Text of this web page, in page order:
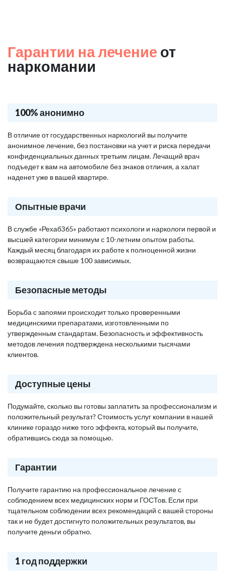
Гарантии на лечение от
наркомании
100% анонимно
В отличие от государственных наркологий вы получите
анонимное лечение, без постановки на учет и риска передачи
конфиденциальных данных третьим лицам. Лечащий врач
подъедет к вам на автомобиле без знаков отличия, а халат
наденет уже в вашей квартире.
Опытные врачи
В службе «Рехаб365» работают психологи и наркологи первой и
высшей категории минимум с 10-летним опытом работы.
Каждый месяц благодаря их работе к полноценной жизни
возвращаются свыше 100 зависимых.
Безопасные методы
Борьба с запоями происходит только проверенными
медицинскими препаратами, изготовленными по
утвержденным стандартам. Безопасность и эффективность
методов лечения подтверждена несколькими тысячами
клиентов.
Доступные цены
Подумайте, сколько вы готовы заплатить за профессионализм и
положительный результат? Стоимость услуг компании в нашей
клинике гораздо ниже того эффекта, который вы получите,
обратившись сюда за помощью.
Гарантии
Получите гарантию на профессиональное лечение с
соблюдением всех медицинских норм и ГОСТов. Если при
тщательном соблюдении всех рекомендаций с вашей стороны
так и не будет достигнуто положительных результатов, вы
получите деньги обратно.
1 год поддержки